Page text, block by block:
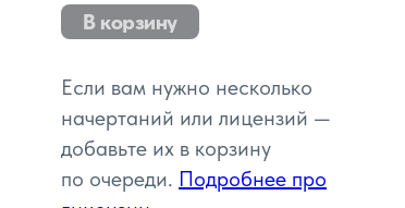
В корзину
Если вам нужно несколько
начертаний или лицензий —
добавьте их в корзину
по очереди. Подробнее про